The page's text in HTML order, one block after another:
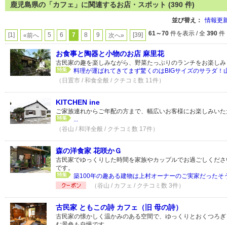
鹿児島県の「カフェ」に関連するお店・スポット (390 件)
並び替え： 情報更
[1] «前へ 5 6 7 8 9 次へ» [39] 61～70 件を表示 / 全 390 件
お食事と陶器と小物のお店 麻里花
古民家の趣を楽しみながら、野菜たっぷりのランチをお楽し
料理が運ばれてきてまず驚くのはBIGサイズのサラダ！
（日置市 / 和食全般 / クチコミ数 11件）
KITCHEN ine
ご家族連れからご年配の方まで、幅広いお客様にお楽しみい
...
（谷山 / 和洋全般 / クチコミ数 17件）
森の洋食家 花咲かＧ
古民家でゆっくりした時間を家族やカップルでお過ごしくだ
です。
築100年の趣ある建物は上村オーナーのご実家だったそ
（谷山 / カフェ / クチコミ数 3件）
古民家 ともこの詩 カフェ（旧 母の詩）
古民家の懐かしく温かみのある空間で、ゆっくりとおくつろ